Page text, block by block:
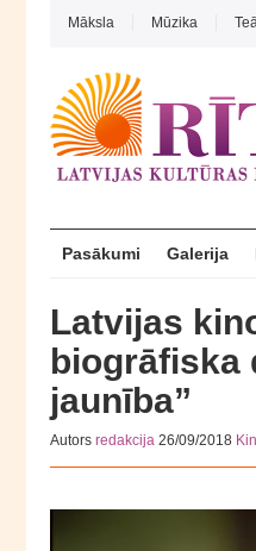
Māksla Mūzika
Pasākumi Galerija
Latvijas
biogrāfiska
jaunība”
Autors redakcija 26/09/2018